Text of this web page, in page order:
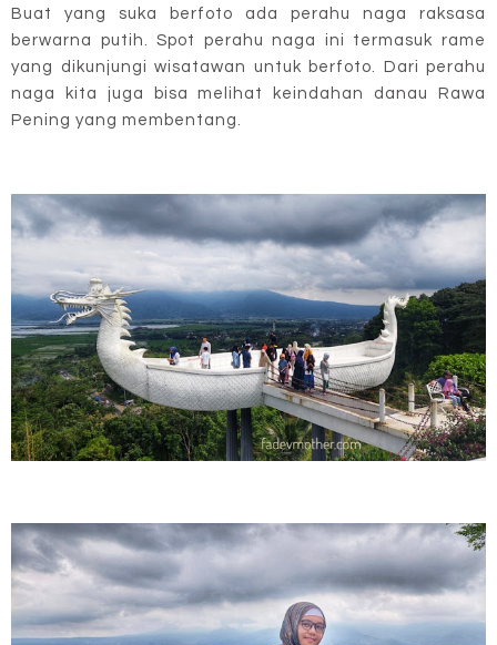
Buat yang suka berfoto ada perahu naga raksasa
berwarna putih. Spot perahu naga ini termasuk rame
yang dikunjungi wisatawan untuk berfoto. Dari perahu
naga kita juga bisa melihat keindahan danau Rawa
Pening yang membentang.